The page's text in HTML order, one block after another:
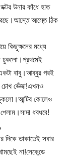
উনার কাঁধে হাত
আস্তে ঠিক
কিছুক্ষনের মধ্যে
ঢুকলো।প্রথমেই
বাবু।আব্বুর পরই
ভেঁজা!এখনও
কোলেও
ধবধবে!
দিকে তাকাতেই সবার
না!সেকেন্ডে